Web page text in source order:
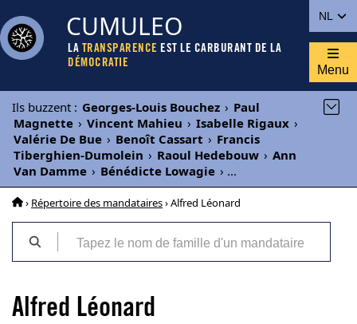
NL
CUMULEO
LA TRANSPARENCE EST LE CARBURANT DE LA
DÉMOCRATIE
Menu
Ils buzzent : Georges-Louis Bouchez › Paul
Magnette › Vincent Mahieu › Isabelle Rigaux ›
Valérie De Bue › Benoît Cassart › Francis
Tiberghien-Dumolein › Raoul Hedebouw › Ann
Van Damme › Bénédicte Lowagie › ...
› Répertoire des mandataires› Alfred Léonard
Alfred Léonard